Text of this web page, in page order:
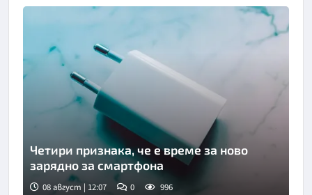
Четири признака, че е време за ново
зарядно за смартфона
08 август | 12:07 0 996